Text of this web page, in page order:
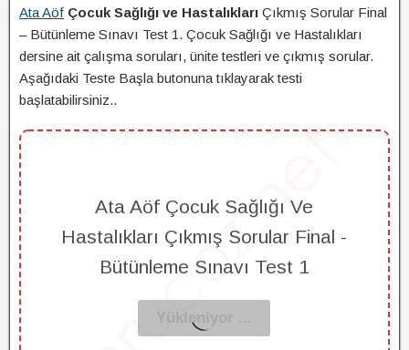
Ata Aöf Çocuk Sağlığı ve Hastalıkları Çıkmış Sorular Final
– Bütünleme Sınavı Test 1. Çocuk Sağlığı ve Hastalıkları
dersine ait çalışma soruları, ünite testleri ve çıkmış sorular.
Aşağıdaki Teste Başla butonuna tıklayarak testi
başlatabilirsiniz..
Ata Aöf Çocuk Sağlığı Ve
Hastalıkları Çıkmış Sorular Final -
Bütünleme Sınavı Test 1